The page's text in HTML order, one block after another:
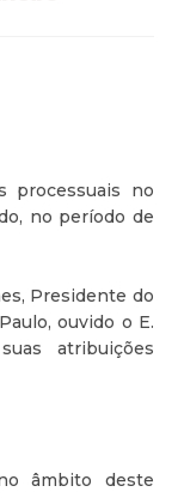
processuais no
no período de
Presidente do
ouvido o E.
atribuições
âmbito deste